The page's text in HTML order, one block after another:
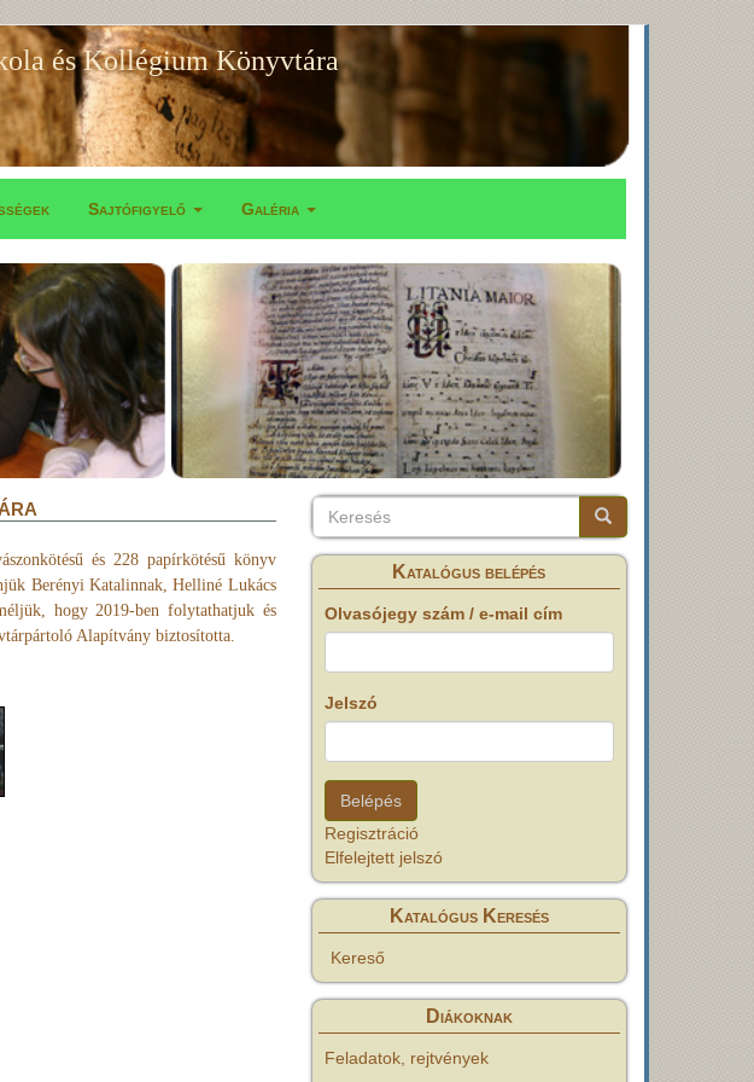
és Kollégium Könyvtára
Sajtófigyelő Galéria
és 228 papírkötésű könyv
Berényi Katalinnak, Helliné Lukács
hogy 2019-ben folytathatjuk és
Alapítvány biztosította.
Keresés
Keresés Keresés
Katalógus belépés
Olvasójegy szám / e-mail cím
Jelszó
Regisztráció
Elfelejtett jelszó
Katalógus Keresés
Kereső
Diákoknak
Feladatok, rejtvények